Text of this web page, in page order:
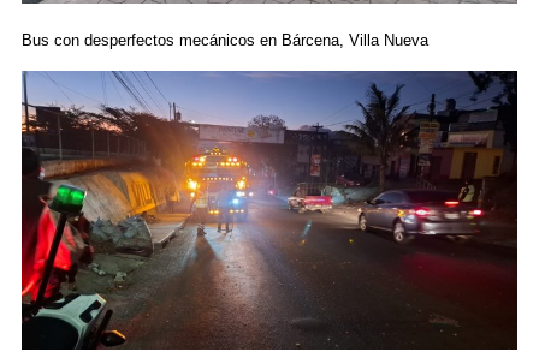
Bus con desperfectos mecánicos en Bárcena, Villa Nueva